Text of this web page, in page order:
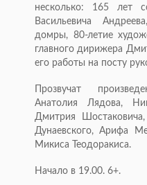
несколько: 165 лет
Васильевича
домры, 80-летие
главного дирижера
его работы на посту
Прозвучат
Анатолия Лядова,
Дмитрия
Дунаевского, Арифа
Микиса Теодоракиса.
Начало в 19.00. 6+.